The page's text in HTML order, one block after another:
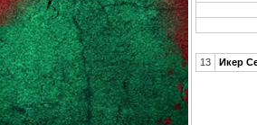
13 Икер